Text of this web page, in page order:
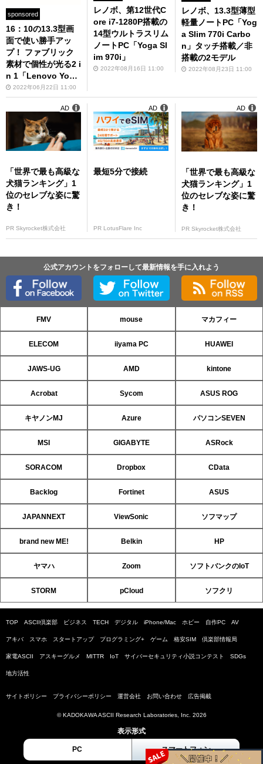
sponsored
16：10の13.3型画
面で使い勝手アッ
プ！ ファブリック
素材で個性が光る2 i
n 1「Lenovo Yoga
670 (AMD)」レビュ
ー
2022年06月22日 11:00
レノボ、第12世代C
ore i7-1280P搭載の
14型ウルトラスリム
ノートPC「Yoga Sl
im 970i」
2022年08月16日 11:00
レノボ、13.3型薄型
軽量ノートPC「Yog
a Slim 770i Carbo
n」タッチ搭載／非
搭載の2モデル
2022年08月23日 11:00
「世界で最も高級な
犬猫ランキング」1
位のセレブな姿に驚
き！
PR Skyrocket株式会社
AD
最短5分で接続
PR LotusFlare Inc
AD
「世界で最も高級な
犬猫ランキング」1
位のセレブな姿に驚
き！
PR Skyrocket株式会社
AD
公式アカウントをフォローして最新情報を手に入れよう
FMV mouse マカフィー
ELECOM iiyama PC HUAWEI
JAWS-UG AMD kintone
Acrobat Sycom ASUS ROG
キヤノンMJ Azure パソコンSEVEN
MSI GIGABYTE ASRock
SORACOM Dropbox CData
Backlog Fortinet ASUS
JAPANNEXT ViewSonic ソフマップ
brand new ME! Belkin HP
ヤマハ Zoom ソフトバンクのIoT
STORM pCloud ソフクリ
TOP ASCII倶楽部 ビジネス TECH デジタル iPhone/Mac ホビー 自作PC AV
アキバ スマホ スタートアップ プログラミング+ ゲーム 格安SIM 倶楽部情報局
家電ASCII アスキーグルメ MITTR IoT サイバーセキュリティ小説コンテスト SDGs
地方活性
サイトポリシー プライバシーポリシー 運営会社 お問い合わせ 広告掲載
© KADOKAWA ASCII Research Laboratories, Inc. 2026
表示形式
PC スマートフォン